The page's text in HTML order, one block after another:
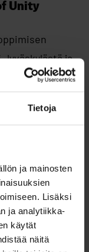
Tietoja
ja mainosten
Lisäksi
ja analytiikka-
käytät
näitä
Unity
ja
arvoihin
antoi
Rohkeasti
omia
väittämistä.